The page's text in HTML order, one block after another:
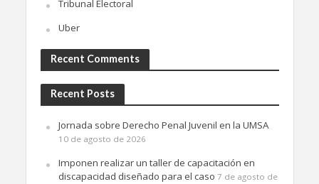
Tribunal Electoral
Uber
Recent Comments
Recent Posts
Jornada sobre Derecho Penal Juvenil en la UMSA
10 de agosto de 2026
Imponen realizar un taller de capacitación en
discapacidad diseñado para el caso 7 de agosto de